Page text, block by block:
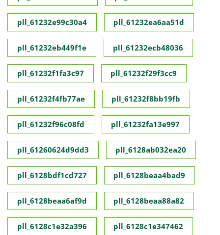
pll_61232e99c30a4 pll_61232ea6aa51d
pll_61232eb449f1e pll_61232ecb48036
pll_61232f1fa3c97 pll_61232f29f3cc9
pll_61232f4fb77ae pll_61232f8bb19fb
pll_61232f96c08fd pll_61232fa13e997
pll_61260624d9dd3 pll_6128ab032ea20
pll_6128bdf1cd727 pll_6128beaa4bad9
pll_6128beaa6af9d pll_6128beaa88a82
pll_6128c1e32a396 pll_6128c1e347462